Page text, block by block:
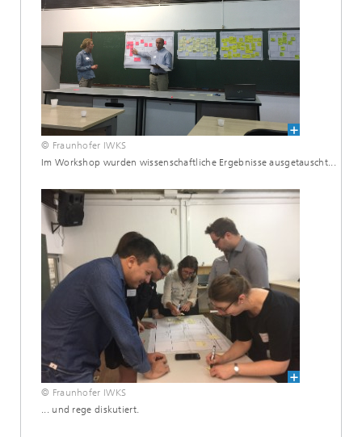
© Fraunhofer IWKS
Im Workshop wurden wissenschaftliche Ergebnisse ausgetauscht...
© Fraunhofer IWKS
... und rege diskutiert.